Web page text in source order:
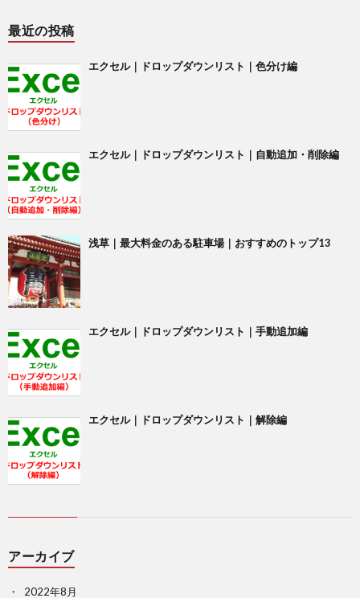
最近の投稿
エクセル｜ドロップダウンリスト｜色分け編
エクセル｜ドロップダウンリスト｜自動追加・削除編
浅草｜最大料金のある駐車場｜おすすめのトップ13
エクセル｜ドロップダウンリスト｜手動追加編
エクセル｜ドロップダウンリスト｜解除編
アーカイブ
2022年8月